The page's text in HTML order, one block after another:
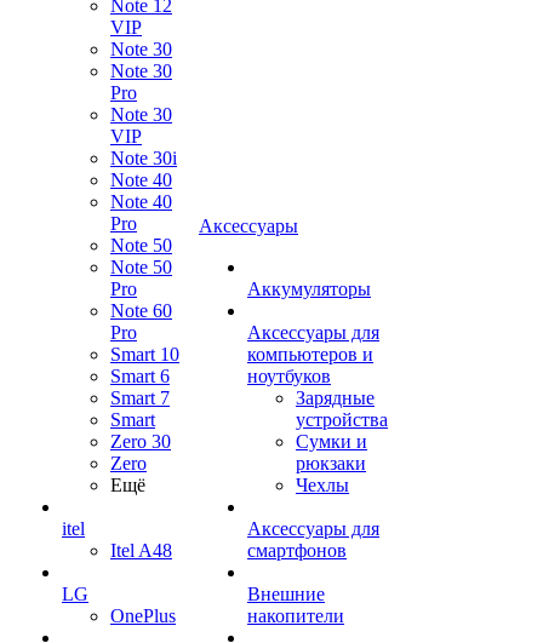
Note 12
VIP
Note 30
Note 30
Pro
Note 30
VIP
Note 30i
Note 40
Note 40
Pro
Note 50
Note 50
Pro
Note 60
Pro
Smart 10
Smart 6
Smart 7
Smart
Zero 30
Zero
Ещё
itel
Itel A48
LG
OnePlus
Аксессуары
Аккумуляторы
Аксессуары для
компьютеров и
ноутбуков
Зарядные
устройства
Сумки и
рюкзаки
Чехлы
Аксессуары для
смартфонов
Внешние
накопители